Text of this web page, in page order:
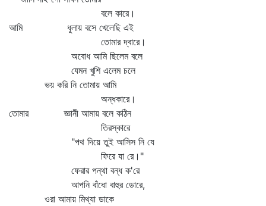
বলে কারে।
আমি ধুলায় বসে খেলেছি এই
তোমার দ্বারে।
অবোধ আমি ছিলেম বলে
যেমন খুশি এলেম চলে
ভয় করি নি তোমায় আমি
অন্ধকারে।
তোমার জ্ঞানী আমায় বলে কঠিন
তিরস্কারে
"পথ দিয়ে তুই আসিস নি যে
ফিরে যা রে।"
ফেরার পন্থা বন্ধ ক'রে
আপনি বাঁধো বাহুর ডোরে,
ওরা আমায় মিথ্যা ডাকে